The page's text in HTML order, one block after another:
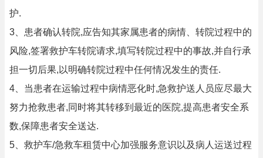
护.
3、患者确认转院,应告知其家属患者的病情、转院过程中的
风险,签署救护车转院请求,填写转院过程中的事故,并自行承
担一切后果,以明确转院过程中任何情况发生的责任.
4、当患者在运输过程中病情恶化时,急救护送人员应尽最大
努力抢救患者,同时将其转移到最近的医院,提高患者安全系
数,保障患者安全送达.
5、救护车/急救车租赁中心加强服务意识以及病人运送过程